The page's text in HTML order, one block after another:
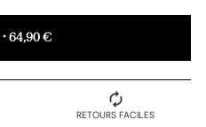
• 64,90 €
RETOURS FACILES